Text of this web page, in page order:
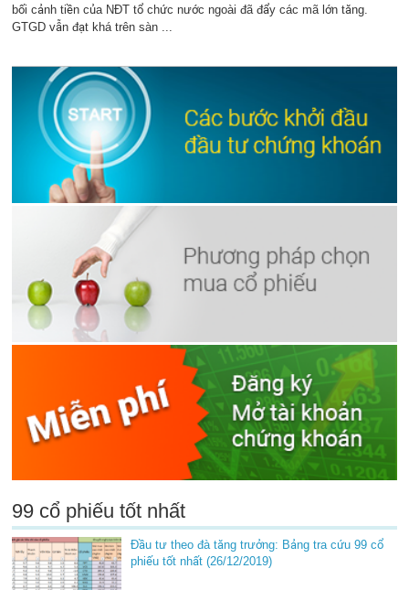
bối cảnh tiền của NĐT tổ chức nước ngoài đã đẩy các mã lớn tăng.
GTGD vẫn đạt khá trên sàn ...
99 cổ phiếu tốt nhất
Đầu tư theo đà tăng trưởng: Bảng tra cứu 99 cổ
phiếu tốt nhất (26/12/2019)